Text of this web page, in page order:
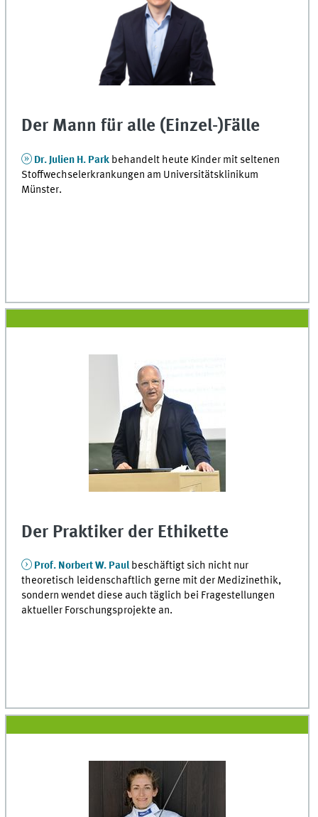
Der Mann für alle (Einzel-)Fälle
Dr. Julien H. Park behandelt heute Kinder mit seltenen
Stoffwechselerkrankungen am Universitätsklinikum
Münster.
Der Praktiker der Ethikette
Prof. Norbert W. Paulbeschäftigt sich nicht nur
theoretisch leidenschaftlich gerne mit der Medizinethik,
sondern wendet diese auch täglich bei Fragestellungen
aktueller Forschungsprojekte an.